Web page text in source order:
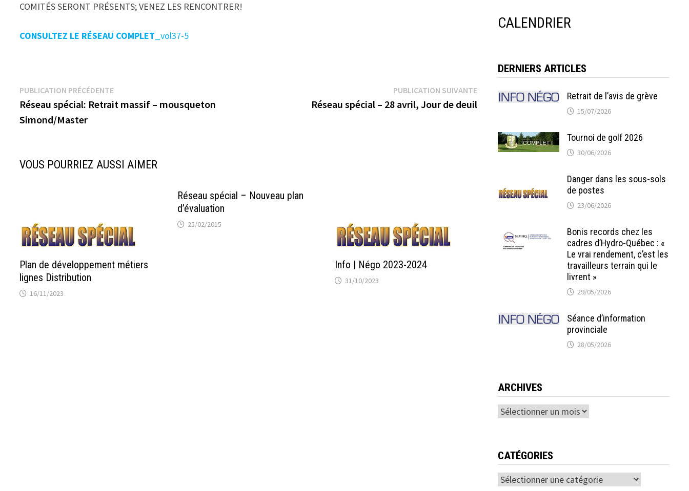
COMITÉS SERONT PRÉSENTS; VENEZ LES RENCONTRER!
CONSULTEZ LE RÉSEAU COMPLET _vol37-5
Navigation
de
l’article
PUBLICATION PRÉCÉDENTEPublication
précédente :
Réseau spécial: Retrait massif – mousqueton
Simond/Master
PUBLICATION SUIVANTEPublication
suivante :
Réseau spécial – 28 avril, Jour de deuil
VOUS POURRIEZ AUSSI AIMER
Plan de développement métiers
lignes Distribution
16/11/2023
Réseau spécial – Nouveau plan
d’évaluation
25/02/2015
Info | Négo 2023-2024
31/10/2023
CALENDRIER
DERNIERS ARTICLES
Retrait de l’avis de grève
15/07/2026
Tournoi de golf 2026
30/06/2026
Danger dans les sous-sols
de postes
23/06/2026
Bonis records chez les
cadres d’Hydro-Québec : «
Le vrai rendement, c’est les
travailleurs terrain qui le
livrent »
29/05/2026
Séance d’information
provinciale
28/05/2026
ARCHIVES
Archives
CATÉGORIES
Catégories